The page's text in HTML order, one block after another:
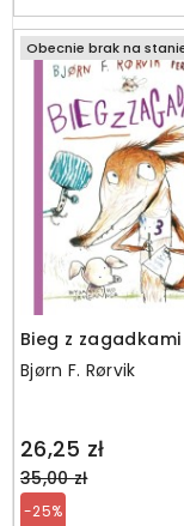
Obecnie brak na
Bieg z zagadkami
Bjørn F. Rørvik
26,25 zł
Regular
price
35,00 zł
-25%